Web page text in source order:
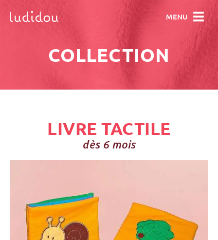
MENU
COLLECTION
ENTREPRISE
COLLECTION
LIVRE TACTILE
dès 6 mois